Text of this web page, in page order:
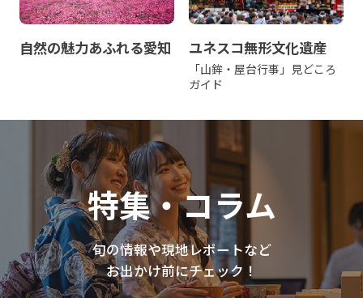
自然の魅力あふれる愛知 ユネスコ無形文化遺産
「山鉾・屋台行事」見どころ
ガイド
特集・コラム
旬の情報や現地レポートなど
お出かけ前にチェック！